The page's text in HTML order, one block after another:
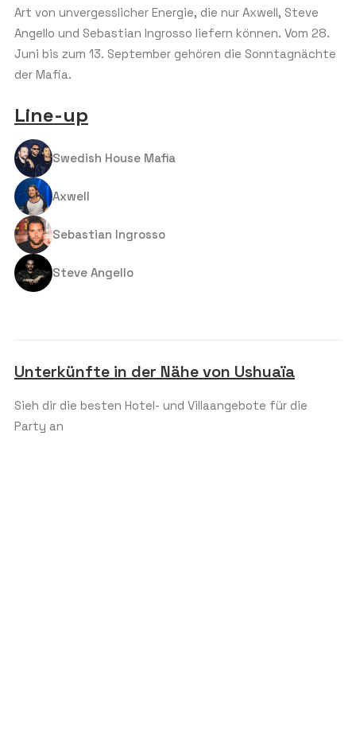
Art von unvergesslicher Energie, die nur Axwell, Steve
Angello und Sebastian Ingrosso liefern können. Vom 28.
Juni bis zum 13. September gehören die Sonntagnächte
der Mafia.
Line-up
Swedish House Mafia
Axwell
Sebastian Ingrosso
Steve Angello
Unterkünfte in der Nähe von Ushuaïa
Sieh dir die besten Hotel- und Villaangebote für die
Party an
S
t
a
t
e
1
Tischgäste:10
Die meisten Tische werden für Gruppen von 10 Personen
berechnet.
KOMMENTAR ODER NACHRICHT